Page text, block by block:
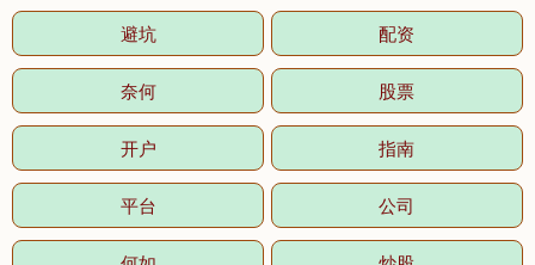
避坑 配资
奈何 股票
开户 指南
平台 公司